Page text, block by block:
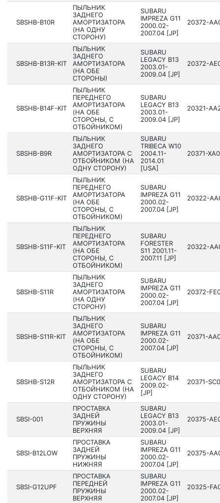
SBSHB-B10R
ПЫЛЬНИК
ЗАДНЕГО
АМОРТИЗАТОРА
(НА ОДНУ
СТОРОНУ)
SUBARU
IMPREZA G11
200­0.02-
2007.04 [JP]
20372­-
SBSHB-B13R-KIT
ПЫЛЬНИК
ЗАДНЕГО
АМОРТИЗАТОРА
(НА ОБЕ
СТОРОНЫ)
SUBARU
LEGACY B13
200­3.01-
2009.04 [JP]
20372­-
SBSHB-B14F-KIT
ПЫЛЬНИК
ПЕРЕДНЕГО
АМОРТИЗАТОРА
(НА ОБЕ
СТОРОНЫ, С
ОТБОЙНИКОМ)
SUBARU
LEGACY B13
200­3.01-
2009.04 [JP]
20321­-
SBSHB-B9R
ПЫЛЬНИК
ЗАДНЕГО
АМОРТИЗАТОРА С
ОТБОЙНИКОМ (НА
ОДНУ СТОРОНУ)
SUBARU
TRIBECA W10
200­4.11-
2014.01
[USA]
20371­-
SBSHB-G11F-KIT
ПЫЛЬНИК
ПЕРЕДНЕГО
АМОРТИЗАТОРА
(НА ОБЕ
СТОРОНЫ, С
ОТБОЙНИКОМ)
SUBARU
IMPREZA G11
200­0.02-
2007.04 [JP]
20322­-
SBSHB-S11F-KIT
ПЫЛЬНИК
ПЕРЕДНЕГО
АМОРТИЗАТОРА
(НА ОБЕ
СТОРОНЫ, С
ОТБОЙНИКОМ)
SUBARU
FORESTER
S11 200­1.11-
2007.11 [JP]
20322­-
SBSHB-S11R
ПЫЛЬНИК
ЗАДНЕГО
АМОРТИЗАТОРА
(НА ОДНУ
СТОРОНУ)
SUBARU
IMPREZA G11
200­0.02-
2007.04 [JP]
20372­-
SBSHB-S11R-KIT
ПЫЛЬНИК
ЗАДНЕГО
АМОРТИЗАТОРА
(НА ОБЕ
СТОРОНЫ, С
ОТБОЙНИКОМ)
SUBARU
IMPREZA G11
200­0.02-
2007.04 [JP]
20371­-
SBSHB-S12R
ПЫЛЬНИК
ЗАДНЕГО
АМОРТИЗАТОРА С
ОТБОЙНИКОМ (НА
ОДНУ СТОРОНУ)
SUBARU
LEGACY B14
200­9.02-
[JP]
20371­-
SBSI-001
ПРОСТАВКА
ЗАДНЕЙ
ПРУЖИНЫ
ВЕРХНЯЯ
SUBARU
LEGACY B13
200­3.01-
2009.04 [JP]
20375­-
SBSI-B12LOW
ПРОСТАВКА
ЗАДНЕЙ
ПРУЖИНЫ
НИЖНЯЯ
SUBARU
IMPREZA G11
200­0.02-
2007.04 [JP]
20375­-
SBSI-G12UPF
ПРОСТАВКА
ПЕРЕДНЕЙ
ПРУЖИНЫ
ВЕРХНЯЯ
SUBARU
IMPREZA G11
200­0.02-
2007.04 [JP]
20325­-